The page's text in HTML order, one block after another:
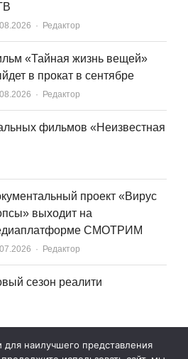
Author
Редактор
«Тайная жизнь вещей»
в прокат в сентябре
Author
Редактор
фильмов «Неизвестная
проект «Вирус
выходит на
СМОТРИМ
Author
Редактор
сезон реалити
наилучшего представления